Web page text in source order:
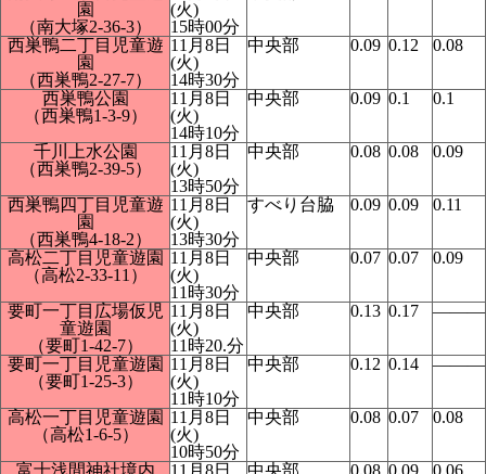
園
（南大塚2-36-3）
(火)
15時00分
西巣鴨二丁目児童遊
園
（西巣鴨2-27-7）
11月8日
(火)
14時30分
中央部 0.09 0.12 0.08
西巣鴨公園
（西巣鴨1-3-9）
11月8日
(火)
14時10分
中央部 0.09 0.1 0.1
千川上水公園
（西巣鴨2-39-5）
11月8日
(火)
13時50分
中央部 0.08 0.08 0.09
西巣鴨四丁目児童遊
園
（西巣鴨4-18-2）
11月8日
(火)
13時30分
すべり台脇 0.09 0.09 0.11
高松二丁目児童遊園
（高松2-33-11）
11月8日
(火)
11時30分
中央部 0.07 0.07 0.09
要町一丁目広場仮児
童遊園
（要町1-42-7）
11月8日
(火)
11時20.分
中央部 0.13 0.17 ―――
要町一丁目児童遊園
（要町1-25-3）
11月8日
(火)
11時10分
中央部 0.12 0.14 ―――
高松一丁目児童遊園
（高松1-6-5）
11月8日
(火)
10時50分
中央部 0.08 0.07 0.08
富士浅間神社境内
11月8日
中央部 0.08 0.09 0.06